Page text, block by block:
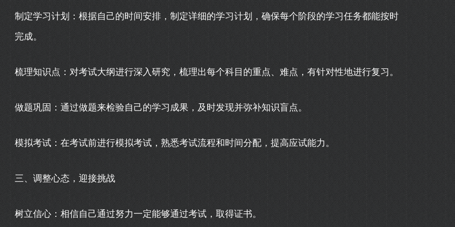
制定学习计划：根据自己的时间安排，制定详细的学习计划，确保每个阶段的学习任务都能按时
完成。
梳理知识点：对考试大纲进行深入研究，梳理出每个科目的重点、难点，有针对性地进行复习。
做题巩固：通过做题来检验自己的学习成果，及时发现并弥补知识盲点。
模拟考试：在考试前进行模拟考试，熟悉考试流程和时间分配，提高应试能力。
三、调整心态，迎接挑战
树立信心：相信自己通过努力一定能够通过考试，取得证书。